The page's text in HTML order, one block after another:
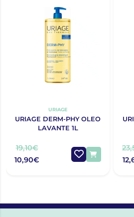
URIAGE
URIAGE DERM-PHY OLEO
LAVANTE 1L
19,10€
10,90€